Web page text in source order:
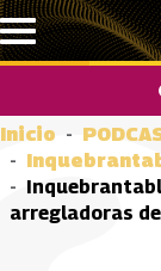
Pasar al contenido
Inicio
arregladoras